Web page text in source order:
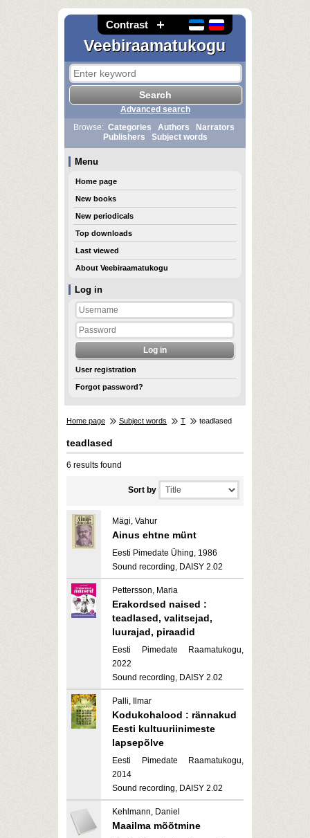
Contrast
Veebiraamatukogu
Log in
User registration
Forgot password?
Advanced search
Browse: Categories Authors
Narrators
Publishers
Subject words
Menu
Home page
New books
New periodicals
Top downloads
Last viewed
About Veebiraamatukogu
Home page Subject words T teadlased
teadlased
6 results found
Sort by
Mägi, Vahur
Ainus ehtne münt
Eesti Pimedate Ühing, 1986
Sound recording, DAISY 2.02
Pettersson, Maria
Erakordsed naised :
teadlased, valitsejad,
luurajad, piraadid
Eesti Pimedate Raamatukogu,
2022
Sound recording, DAISY 2.02
Palli, Ilmar
Kodukohalood : rännakud
Eesti kultuuriinimeste
lapsepõlve
Eesti Pimedate Raamatukogu,
2014
Sound recording, DAISY 2.02
Kehlmann, Daniel
Maailma mõõtmine